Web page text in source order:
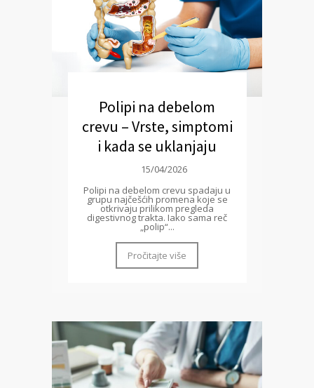
Polipi na debelom
crevu – Vrste, simptomi
i kada se uklanjaju
15/04/2026
Polipi na debelom crevu spadaju u
grupu najčešćih promena koje se
otkrivaju prilikom pregleda
digestivnog trakta. Iako sama reč
„polip“...
Pročitajte više